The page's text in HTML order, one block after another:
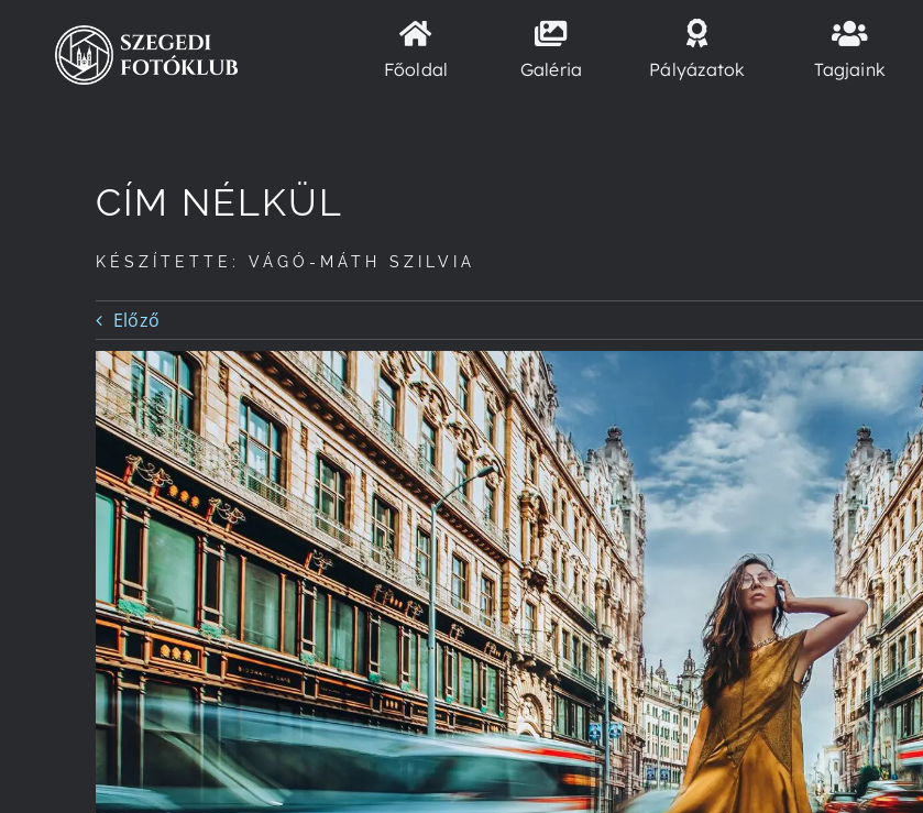
Kihagyás
Főoldal Galéria Pályázatok Tagjaink
CÍM NÉLKÜL
KÉSZÍTETTE: VÁGÓ-MÁTH SZILVIA
Előző